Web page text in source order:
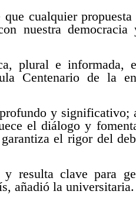
cualquier propuesta
nuestra democracia
plural e informada,
Centenario de la
y significativo;
el diálogo y
el rigor del
resulta clave para
añadió la universitaria.